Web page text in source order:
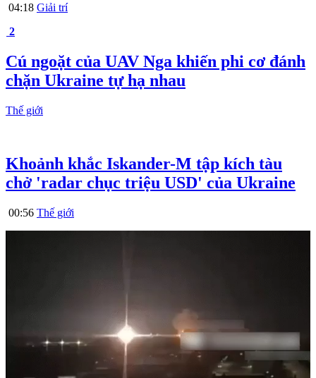
04:18 Giải trí
2
Cú ngoặt của UAV Nga khiến phi cơ đánh
chặn Ukraine tự hạ nhau
Thế giới
Khoảnh khắc Iskander-M tập kích tàu
chở 'radar chục triệu USD' của Ukraine
00:56 Thế giới